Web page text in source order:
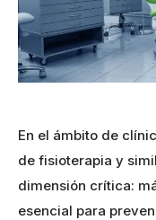
En el ámbito de
de fisioterapia y
dimensión crítica:
esencial para